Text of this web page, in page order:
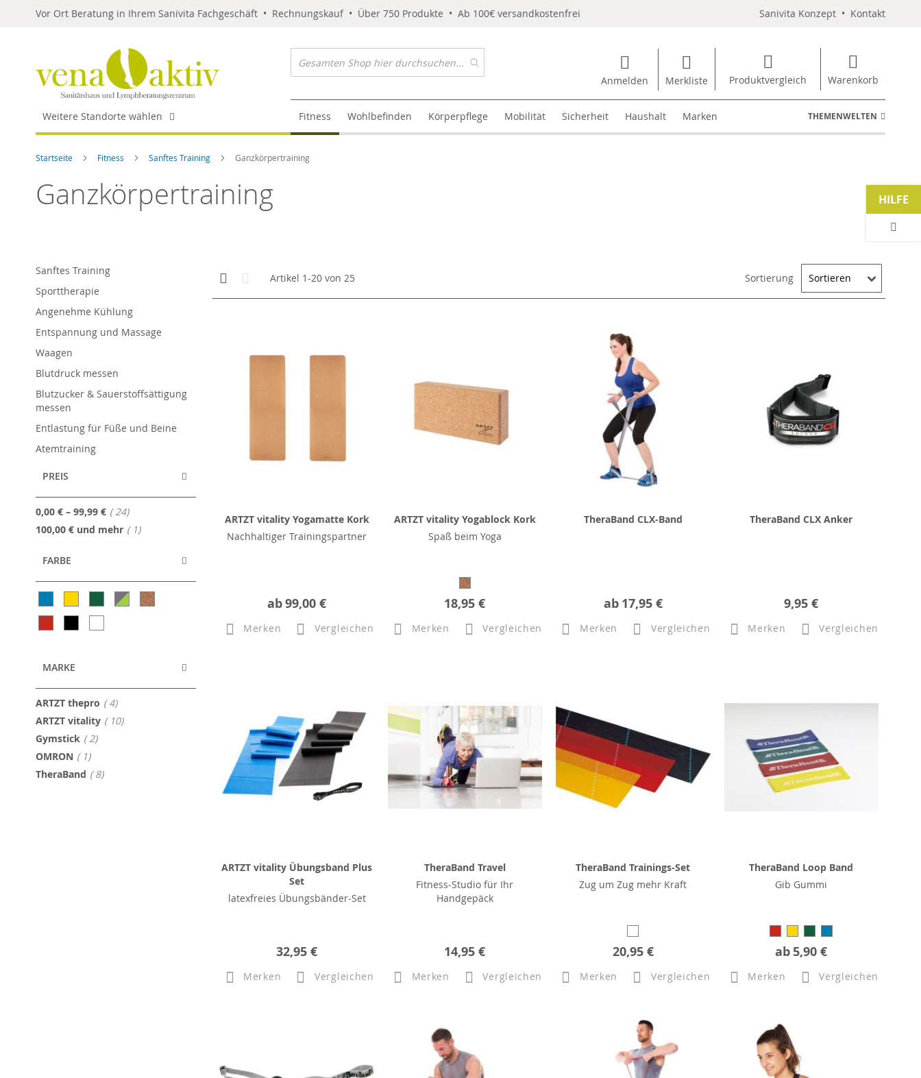
Vor Ort Beratung in Ihrem Sanivita Fachgeschäft • Rechnungskauf • Über 750 Produkte • Ab 100€ versandkostenfrei Sanivita Konzept • Kontakt
Anmelden Merkliste Produktvergleich Warenkorb
Weitere Standorte wählen Fitness Wohlbefinden Körperpflege Mobilität Sicherheit Haushalt Marken THEMENWELTEN
Startseite Fitness Sanftes Training Ganzkörpertraining
Ganzkörpertraining
Anzeigen
als
Kachelansicht
Artikel 1-20 von25 Sortierung
ARTZT vitality Yogamatte Kork
Nachhaltiger Trainingspartner
ab99,00 €
Merken Vergleichen
ARTZT vitality Yogablock Kork
Spaß beim Yoga
18,95 €
Merken Vergleichen
TheraBand CLX-Band
ab 17,95 €
Merken Vergleichen
TheraBand CLX Anker
9,95 €
Merken Vergleichen
ARTZT vitality Übungsband Plus
Set
latexfreies Übungsbänder-Set
32,95 €
Merken Vergleichen
TheraBand Travel
Fitness-Studio für Ihr
Handgepäck
14,95 €
Merken Vergleichen
TheraBand Trainings-Set
Zug um Zug mehr Kraft
20,95 €
Merken Vergleichen
TheraBand Loop Band
Gib Gummi
ab 5,90 €
Merken Vergleichen
Sanftes Training
Sporttherapie
Angenehme Kühlung
Entspannung und Massage
Waagen
Blutdruck messen
Blutzucker & Sauerstoffsättigung
messen
Entlastung für Füße und Beine
Atemtraining
PREIS
0,00 € – 99,99 € 24Artikel
100,00 € und mehr 1Artikel
FARBE
MARKE
ARTZT thepro 4Artikel
ARTZT vitality 10Artikel
Gymstick 2Artikel
OMRON 1Artikel
TheraBand 8Artikel
HILFE